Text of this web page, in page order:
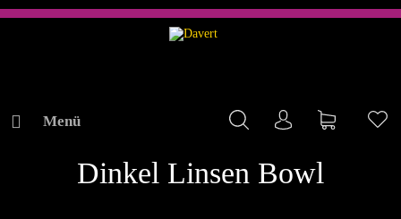
Menü Mein KontoWarenkorb
REZEPTEDinkel Linsen Bowl